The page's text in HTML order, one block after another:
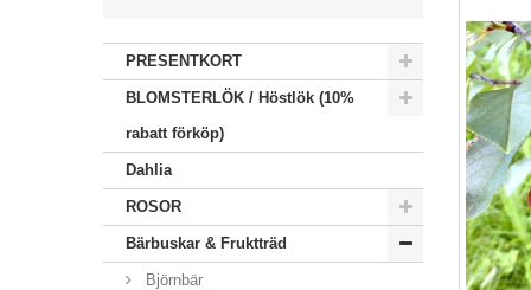
PRESENTKORT
BLOMSTERLÖK / Höstlök (10%
rabatt förköp)
Dahlia
ROSOR
Bärbuskar & Fruktträd
Björnbär